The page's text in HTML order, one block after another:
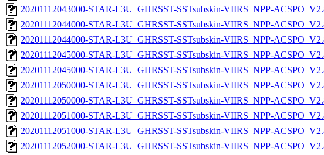
20201112043000-STAR-L3U_GHRSST-SSTsubskin-VIIRS_NPP-
20201112044000-STAR-L3U_GHRSST-SSTsubskin-VIIRS_NPP-
20201112044000-STAR-L3U_GHRSST-SSTsubskin-VIIRS_NPP-
20201112045000-STAR-L3U_GHRSST-SSTsubskin-VIIRS_NPP-
20201112045000-STAR-L3U_GHRSST-SSTsubskin-VIIRS_NPP-
20201112050000-STAR-L3U_GHRSST-SSTsubskin-VIIRS_NPP-
20201112050000-STAR-L3U_GHRSST-SSTsubskin-VIIRS_NPP-
20201112051000-STAR-L3U_GHRSST-SSTsubskin-VIIRS_NPP-
20201112051000-STAR-L3U_GHRSST-SSTsubskin-VIIRS_NPP-
20201112052000-STAR-L3U_GHRSST-SSTsubskin-VIIRS_NPP-